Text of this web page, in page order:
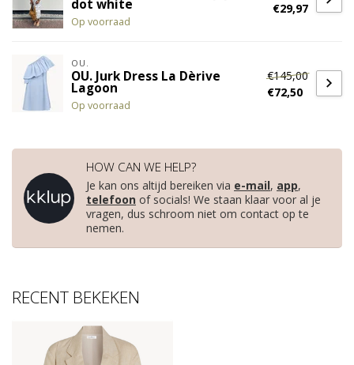
dot white
Op voorraad
€29,97
OU.
OU. Jurk Dress La Dèrive
Lagoon
Op voorraad
€145,00
€72,50
HOW CAN WE HELP?
Je kan ons altijd bereiken via e-mail, app,
telefoon of socials! We staan klaar voor al je
vragen, dus schroom niet om contact op te
nemen.
RECENT BEKEKEN